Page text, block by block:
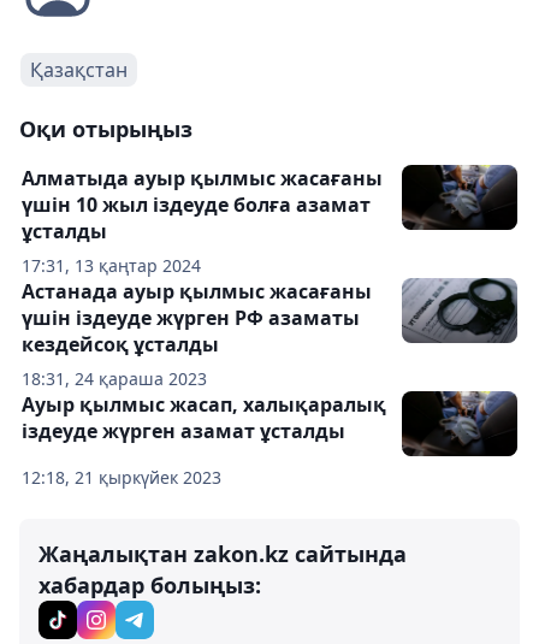
Қазақстан
Оқи отырыңыз
17:31, 13 қаңтар 2024
Алматыда ауыр қылмыс жасағаны
үшін 10 жыл іздеуде болға азамат
ұсталды
18:31, 24 қараша 2023
Астанада ауыр қылмыс жасағаны
үшін іздеуде жүрген РФ азаматы
кездейсоқ ұсталды
12:18, 21 қыркүйек 2023
Ауыр қылмыс жасап, халықаралық
іздеуде жүрген азамат ұсталды
Жаңалықтан zakon.kz сайтында
хабардар болыңыз: